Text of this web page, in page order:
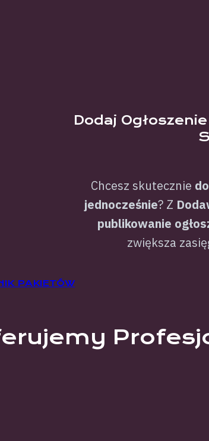
Dodaj
Chcesz skutecznie
jednocześnie? Z
publikowanie
zwiększa
PAKIETÓW